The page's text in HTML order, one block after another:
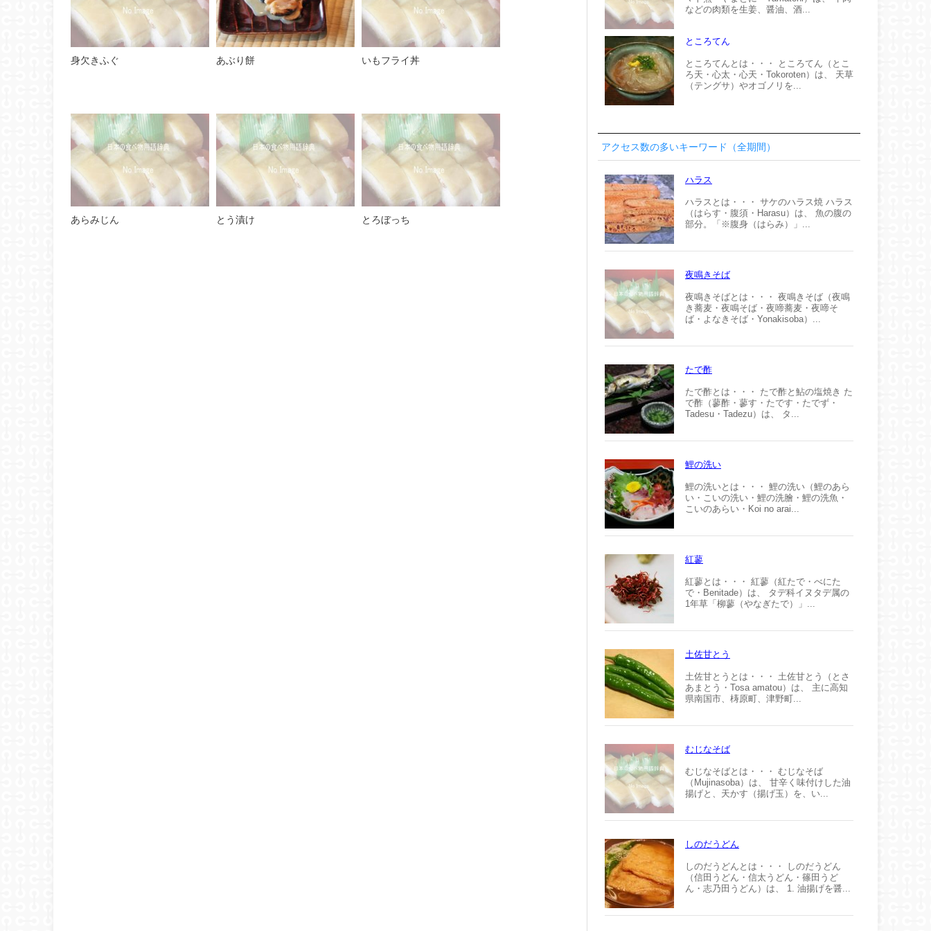
身欠きふぐ あぶり餅 いもフライ丼
あらみじん とう漬け とろぼっち
などの肉類を生姜、醤油、酒...
ところてん
ところてんとは・・・ ところてん（とこ
ろ天・心太・心天・Tokoroten）は、 天草
（テングサ）やオゴノリを...
アクセス数の多いキーワード（全期間）
ハラス
ハラスとは・・・ サケのハラス焼 ハラス
（はらす・腹須・Harasu）は、 魚の腹の
部分。「※腹身（はらみ）」...
夜鳴きそば
夜鳴きそばとは・・・ 夜鳴きそば（夜鳴
き蕎麦・夜鳴そば・夜啼蕎麦・夜啼そ
ば・よなきそば・Yonakisoba）...
たで酢
たで酢とは・・・ たで酢と鮎の塩焼き た
で酢（蓼酢・蓼す・たです・たでず・
Tadesu・Tadezu）は、 タ...
鯉の洗い
鯉の洗いとは・・・ 鯉の洗い（鯉のあら
い・こいの洗い・鯉の洗膾・鯉の洗魚・
こいのあらい・Koi no arai...
紅蓼
紅蓼とは・・・ 紅蓼（紅たで・べにた
で・Benitade）は、 タデ科イヌタデ属の
1年草「柳蓼（やなぎたで）」...
土佐甘とう
土佐甘とうとは・・・ 土佐甘とう（とさ
あまとう・Tosa amatou）は、 主に高知
県南国市、梼原町、津野町...
むじなそば
むじなそばとは・・・ むじなそば
（Mujinasoba）は、 甘辛く味付けした油
揚げと、天かす（揚げ玉）を、い...
しのだうどん
しのだうどんとは・・・ しのだうどん
（信田うどん・信太うどん・篠田うど
ん・志乃田うどん）は、 1. 油揚げを醤...